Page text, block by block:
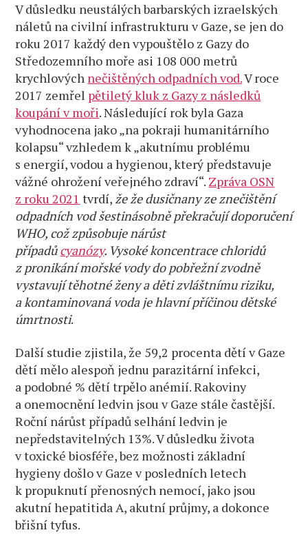
V důsledku neustálých barbarských izraelských
náletů na civilní infrastrukturu v Gaze, se jen do
roku 2017 každý den vypouštělo z Gazy do
Středozemního moře asi 108 000 metrů
krychlových nečištěných odpadních vod.V roce
2017 zemřel pětiletý kluk z Gazy z následků
koupání v moři. Následující rok byla Gaza
vyhodnocena jako „na pokraji humanitárního
kolapsu“ vzhledem k „akutnímu problému
s energií, vodou a hygienou, který představuje
vážné ohrožení veřejného zdraví“. Zpráva OSN
z roku 2021 tvrdí, že že dusičnany ze znečištění
odpadních vod šestinásobně překračují doporučení
WHO, což způsobuje nárůst
případůcyanózy. Vysoké koncentrace chloridů
z pronikání mořské vody do pobřežní zvodně
vystavují těhotné ženy a děti zvláštnímu riziku,
a kontaminovaná voda je hlavní příčinou dětské
úmrtnosti.
Další studie zjistila, že 59,2 procenta dětí v Gaze
dětí mělo alespoň jednu parazitární infekci,
a podobné % dětí trpělo anémií. Rakoviny
a onemocnění ledvin jsou v Gaze stále častější.
Roční nárůst případů selhání ledvin je
nepředstavitelných 13%. V důsledku života
v toxické biosféře, bez možnosti základní
hygieny došlo v Gaze v posledních letech
k propuknutí přenosných nemocí, jako jsou
akutní hepatitida A, akutní průjmy, a dokonce
břišní tyfus.